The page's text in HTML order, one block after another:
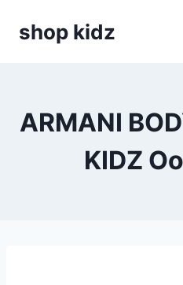
shop kidz
ARMANI
KIDZ